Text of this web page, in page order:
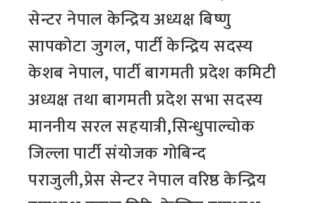
सेन्टर नेपाल केन्द्रिय अध्यक्ष बिष्णु
सापकोटा जुगल, पार्टी केन्द्रिय सदस्य
केशब नेपाल, पार्टी बागमती प्रदेश कमिटी
अध्यक्ष तथा बागमती प्रदेश सभा सदस्य
माननीय सरल सहयात्री,सिन्धुपाल्चोक
जिल्ला पार्टी संयोजक गोबिन्द
पराजुली,प्रेस सेन्टर नेपाल वरिष्ठ केन्द्रिय